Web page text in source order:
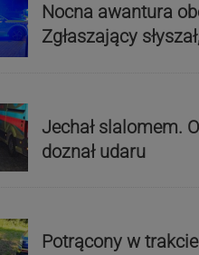
Nocna awantura
Zgłaszający
Jechał slalomem.
doznał udaru
Potrącony w